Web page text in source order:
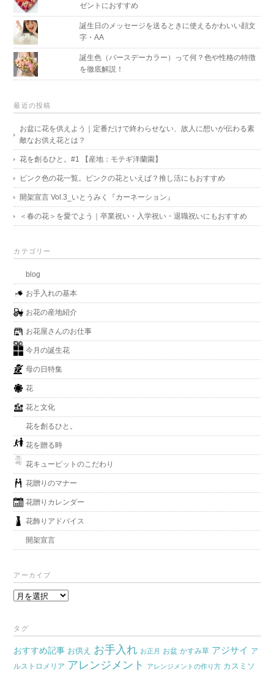
ゼントにおすすめ
誕生日のメッセージを送るときに使えるかわいい顔文
字・AA
誕生色（バースデーカラー）って何？色や性格の特徴
を徹底解説！
最近の投稿
お盆に花を供えよう｜定番だけで終わらせない、故人に想いが伝わる素
敵なお供え花とは？
花を創るひと。#1 【産地：モテギ洋蘭園】
ピンク色の花一覧。ピンクの花といえば？推し活にもおすすめ
開架宣言 Vol.3_いとうみく『カーネーション』
＜春の花＞を愛でよう｜卒業祝い・入学祝い・退職祝いにもおすすめ
カテゴリー
blog
お手入れの基本
お花の産地紹介
お花屋さんのお仕事
今月の誕生花
母の日特集
花
花と文化
花を創るひと。
花を贈る時
花キューピットのこだわり
花贈りのマナー
花贈りカレンダー
花飾りアドバイス
開架宣言
アーカイブ
ア
イ
ブ
タグ
おすすめ記事 お供え お手入れ お正月 お盆 かすみ草 アジサイ ア
ルストロメリア アレンジメント アレンジメントの作り方 カスミソ